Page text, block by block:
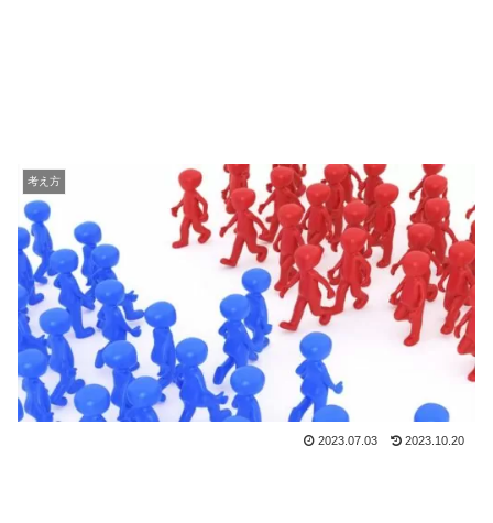
考え方
2023.07.03 2023.10.20